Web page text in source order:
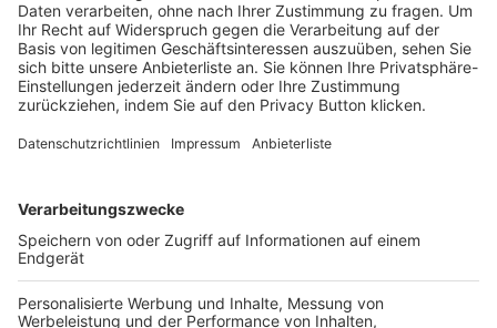
Trainerbörse
Login SpielPlus
FOLGE DEM BFV
TOP-VEREINE